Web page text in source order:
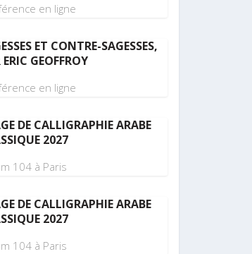
en ligne
ET CONTRE-SAGESSES,
ERIC GEOFFROY
en ligne
DE CALLIGRAPHIE ARABE
2027
104 à Paris
DE CALLIGRAPHIE ARABE
2027
104 à Paris